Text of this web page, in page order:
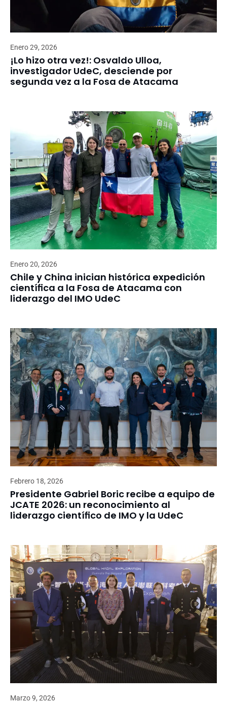
Enero 29, 2026
¡Lo hizo otra vez!: Osvaldo Ulloa,
investigador UdeC, desciende por
segunda vez a la Fosa de Atacama
Enero 20, 2026
Chile y China inician histórica expedición
científica a la Fosa de Atacama con
liderazgo del IMO UdeC
Febrero 18, 2026
Presidente Gabriel Boric recibe a equipo de
JCATE 2026: un reconocimiento al
liderazgo científico de IMO y la UdeC
Marzo 9, 2026